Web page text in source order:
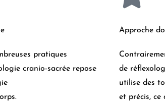
pratiques
cranio-sacrée repose
Approche
de
utilise des
et précis,